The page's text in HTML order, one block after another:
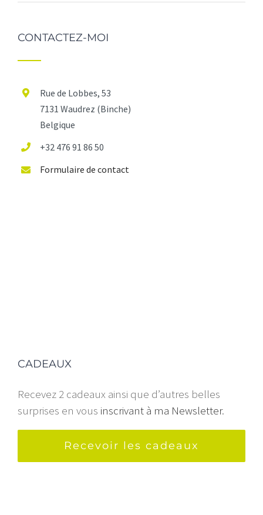
CONTACTEZ-MOI
Rue de Lobbes, 53
7131 Waudrez (Binche)
Belgique
+32 476 91 86 50
Formulaire de contact
CADEAUX
Recevez 2 cadeaux ainsi que d’autres belles
surprises en vous inscrivant à ma Newsletter.
Recevoir les cadeaux